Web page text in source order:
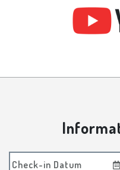
Check-in Datum